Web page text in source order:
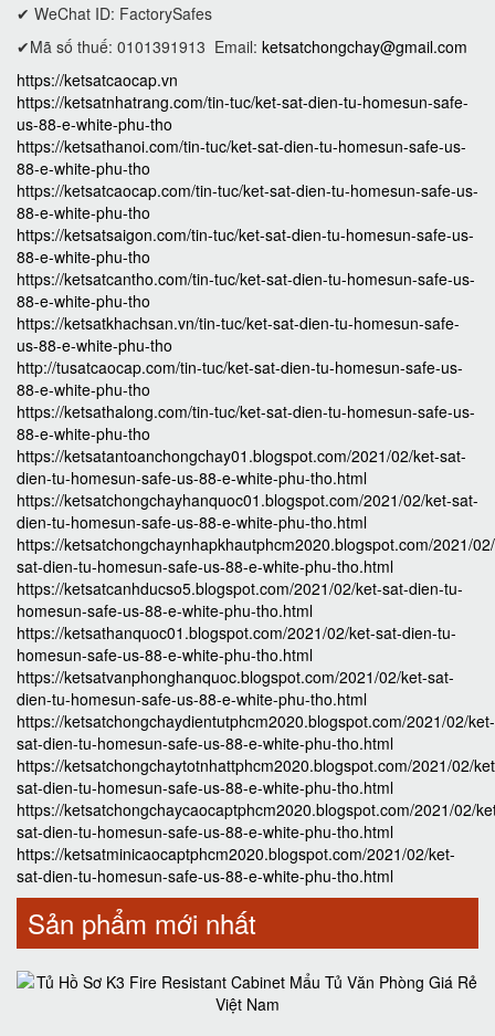
✔ WeChat ID: FactorySafes
✔Mã số thuế: 0101391913 Email: ketsatchongchay@gmail.com
https://ketsatcaocap.vn
https://ketsatnhatrang.com/tin-tuc/ket-sat-dien-tu-homesun-safe-
us-88-e-white-phu-tho
https://ketsathanoi.com/tin-tuc/ket-sat-dien-tu-homesun-safe-us-
88-e-white-phu-tho
https://ketsatcaocap.com/tin-tuc/ket-sat-dien-tu-homesun-safe-us-
88-e-white-phu-tho
https://ketsatsaigon.com/tin-tuc/ket-sat-dien-tu-homesun-safe-us-
88-e-white-phu-tho
https://ketsatcantho.com/tin-tuc/ket-sat-dien-tu-homesun-safe-us-
88-e-white-phu-tho
https://ketsatkhachsan.vn/tin-tuc/ket-sat-dien-tu-homesun-safe-
us-88-e-white-phu-tho
http://tusatcaocap.com/tin-tuc/ket-sat-dien-tu-homesun-safe-us-
88-e-white-phu-tho
https://ketsathalong.com/tin-tuc/ket-sat-dien-tu-homesun-safe-us-
88-e-white-phu-tho
https://ketsatantoanchongchay01.blogspot.com/2021/02/ket-sat-
dien-tu-homesun-safe-us-88-e-white-phu-tho.html
https://ketsatchongchayhanquoc01.blogspot.com/2021/02/ket-sat-
dien-tu-homesun-safe-us-88-e-white-phu-tho.html
https://ketsatchongchaynhapkhautphcm2020.blogspot.com/2021/
sat-dien-tu-homesun-safe-us-88-e-white-phu-tho.html
https://ketsatcanhducso5.blogspot.com/2021/02/ket-sat-dien-tu-
homesun-safe-us-88-e-white-phu-tho.html
https://ketsathanquoc01.blogspot.com/2021/02/ket-sat-dien-tu-
homesun-safe-us-88-e-white-phu-tho.html
https://ketsatvanphonghanquoc.blogspot.com/2021/02/ket-sat-
dien-tu-homesun-safe-us-88-e-white-phu-tho.html
https://ketsatchongchaydientutphcm2020.blogspot.com/2021/02/ket-
sat-dien-tu-homesun-safe-us-88-e-white-phu-tho.html
https://ketsatchongchaytotnhattphcm2020.blogspot.com/2021/02/
sat-dien-tu-homesun-safe-us-88-e-white-phu-tho.html
https://ketsatchongchaycaocaptphcm2020.blogspot.com/2021/02/
sat-dien-tu-homesun-safe-us-88-e-white-phu-tho.html
https://ketsatminicaocaptphcm2020.blogspot.com/2021/02/ket-
sat-dien-tu-homesun-safe-us-88-e-white-phu-tho.html
Sản phẩm mới nhất